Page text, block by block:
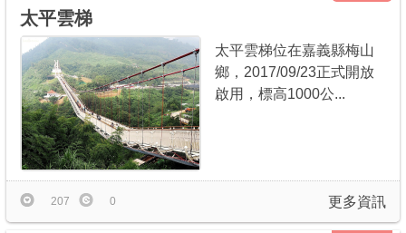
太平雲梯
太平雲梯位在嘉義縣梅山
鄉，2017/09/23正式開放
啟用，標高1000公...
更多資訊
207 0